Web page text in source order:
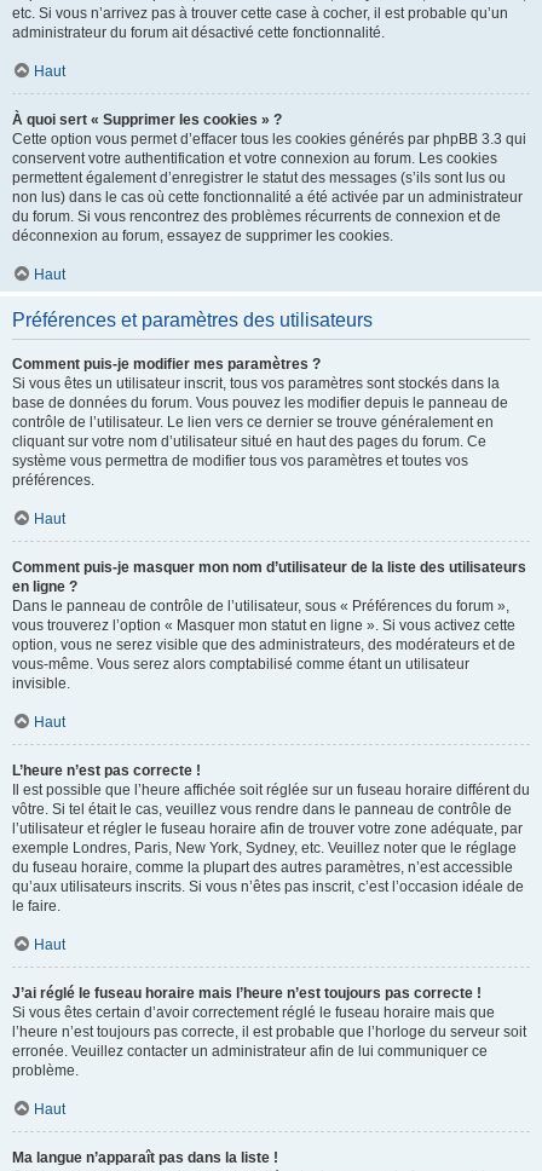
etc. Si vous n’arrivez pas à trouver cette case à cocher, il est probable qu’un
administrateur du forum ait désactivé cette fonctionnalité.
Haut
À quoi sert « Supprimer les cookies » ?
Cette option vous permet d’effacer tous les cookies générés par phpBB 3.3 qui
conservent votre authentification et votre connexion au forum. Les cookies
permettent également d’enregistrer le statut des messages (s’ils sont lus ou
non lus) dans le cas où cette fonctionnalité a été activée par un administrateur
du forum. Si vous rencontrez des problèmes récurrents de connexion et de
déconnexion au forum, essayez de supprimer les cookies.
Haut
Préférences et paramètres des utilisateurs
Comment puis-je modifier mes paramètres ?
Si vous êtes un utilisateur inscrit, tous vos paramètres sont stockés dans la
base de données du forum. Vous pouvez les modifier depuis le panneau de
contrôle de l’utilisateur. Le lien vers ce dernier se trouve généralement en
cliquant sur votre nom d’utilisateur situé en haut des pages du forum. Ce
système vous permettra de modifier tous vos paramètres et toutes vos
préférences.
Haut
Comment puis-je masquer mon nom d’utilisateur de la liste des utilisateurs
en ligne ?
Dans le panneau de contrôle de l’utilisateur, sous « Préférences du forum »,
vous trouverez l’option « Masquer mon statut en ligne ». Si vous activez cette
option, vous ne serez visible que des administrateurs, des modérateurs et de
vous-même. Vous serez alors comptabilisé comme étant un utilisateur
invisible.
Haut
L’heure n’est pas correcte !
Il est possible que l’heure affichée soit réglée sur un fuseau horaire différent du
vôtre. Si tel était le cas, veuillez vous rendre dans le panneau de contrôle de
l’utilisateur et régler le fuseau horaire afin de trouver votre zone adéquate, par
exemple Londres, Paris, New York, Sydney, etc. Veuillez noter que le réglage
du fuseau horaire, comme la plupart des autres paramètres, n’est accessible
qu’aux utilisateurs inscrits. Si vous n’êtes pas inscrit, c’est l’occasion idéale de
le faire.
Haut
J’ai réglé le fuseau horaire mais l’heure n’est toujours pas correcte !
Si vous êtes certain d’avoir correctement réglé le fuseau horaire mais que
l’heure n’est toujours pas correcte, il est probable que l’horloge du serveur soit
erronée. Veuillez contacter un administrateur afin de lui communiquer ce
problème.
Haut
Ma langue n’apparaît pas dans la liste !